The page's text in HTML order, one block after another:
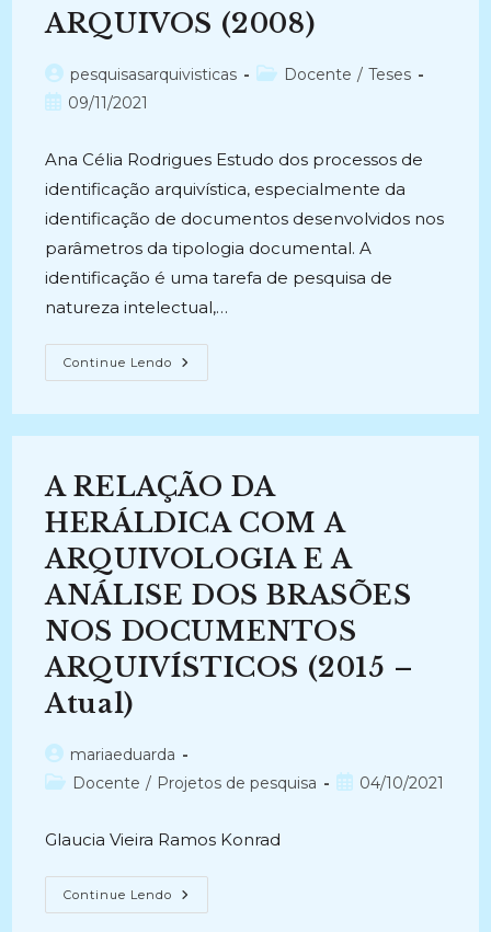
ARQUIVOS (2008)
Autor
do
pesquisasarquivisticas
Categoria
Docente / Teses
Post09/11/2021
Ana Célia Rodrigues Estudo dos processos de
identificação arquivística, especialmente da
identificação de documentos desenvolvidos nos
parâmetros da tipologia documental. A
identificação é uma tarefa de pesquisa de
natureza intelectual,…
Continue Lendo DIPLOMÁTICA
CONTEMPORÂNEA
DA
DE
TIPOLOGIA
DOCUMENTAL
EM
ARQUIVOS
(2008)
A RELAÇÃO DA
HERÁLDICA COM A
ARQUIVOLOGIA E A
ANÁLISE DOS BRASÕES
NOS DOCUMENTOS
ARQUIVÍSTICOS (2015 –
Atual)
Autor
do
mariaeduarda
Categoria
Docente / Projetos de pesquisa
Post04/10/2021
Glaucia Vieira Ramos Konrad
Continue Lendo A
RELAÇÃO